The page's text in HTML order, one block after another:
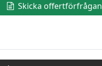
Skicka offertförfrågan